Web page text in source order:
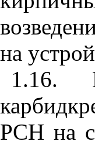
на
1.16.
РСН на